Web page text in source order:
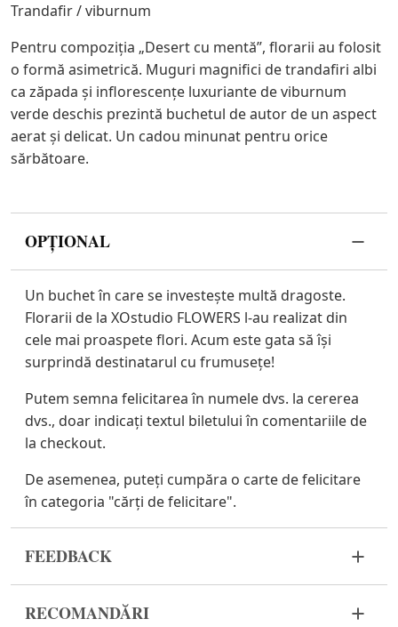
Trandafir / viburnum
Pentru compoziția „Desert cu mentă”, florarii au folosit
o formă asimetrică. Muguri magnifici de trandafiri albi
ca zăpada şi inflorescențe luxuriante de viburnum
verde deschis prezintă buchetul de autor de un aspect
aerat şi delicat. Un cadou minunat pentru orice
sărbătoare.
OPȚIONAL
Un buchet în care se investește multă dragoste.
Florarii de la XOstudio FLOWERS l-au realizat din
cele mai proaspete flori. Acum este gata să își
surprindă destinatarul cu frumusețe!
Putem semna felicitarea în numele dvs. la cererea
dvs., doar indicați textul biletului în comentariile de
la checkout.
De asemenea, puteți cumpăra o carte de felicitare
în categoria "cărți de felicitare".
FEEDBACK
buchetul dvs. nu a ajuns în stare corespunzătoare,
RECOMANDĂRI